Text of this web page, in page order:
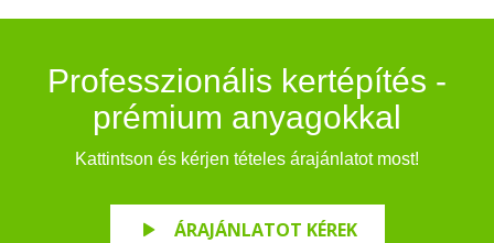
Professzionális kertépítés -
prémium anyagokkal
Kattintson és kérjen tételes árajánlatot most!
ÁRAJÁNLATOT KÉREK